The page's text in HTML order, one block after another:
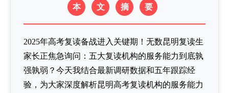
本 文 摘 要
2025年高考复读备战进入关键期！无数昆明复读生
家长正焦急询问：五大复读机构的服务能力到底孰
强孰弱？今天我结合最新调研数据和五年跟踪经
验，为大家深度解析昆明高考复读机构的服务能力